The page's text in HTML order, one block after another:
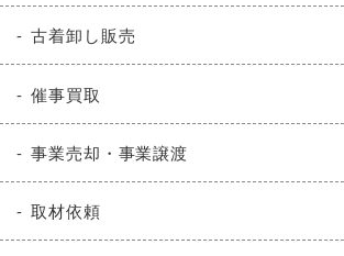
古着卸し販売
催事買取
事業売却・事業譲渡
取材依頼